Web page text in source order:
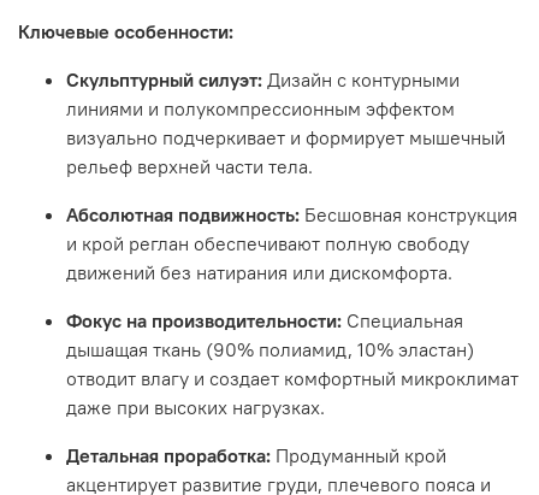
Ключевые особенности:
Скульптурный силуэт: Дизайн с контурными
линиями и полукомпрессионным эффектом
визуально подчеркивает и формирует мышечный
рельеф верхней части тела.
Абсолютная подвижность: Бесшовная конструкция
и крой реглан обеспечивают полную свободу
движений без натирания или дискомфорта.
Фокус на производительности: Специальная
дышащая ткань (90% полиамид, 10% эластан)
отводит влагу и создает комфортный микроклимат
даже при высоких нагрузках.
Детальная проработка: Продуманный крой
акцентирует развитие груди, плечевого пояса и